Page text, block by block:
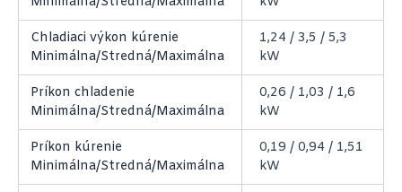
Chladiaci výkon kúrenie
Minimálna/Stredná/Maximálna
1,24 / 3,5 / 5,3
kW
Príkon chladenie
Minimálna/Stredná/Maximálna
0,26 / 1,03 / 1,6
kW
Príkon kúrenie
Minimálna/Stredná/Maximálna
0,19 / 0,94 / 1,51
kW